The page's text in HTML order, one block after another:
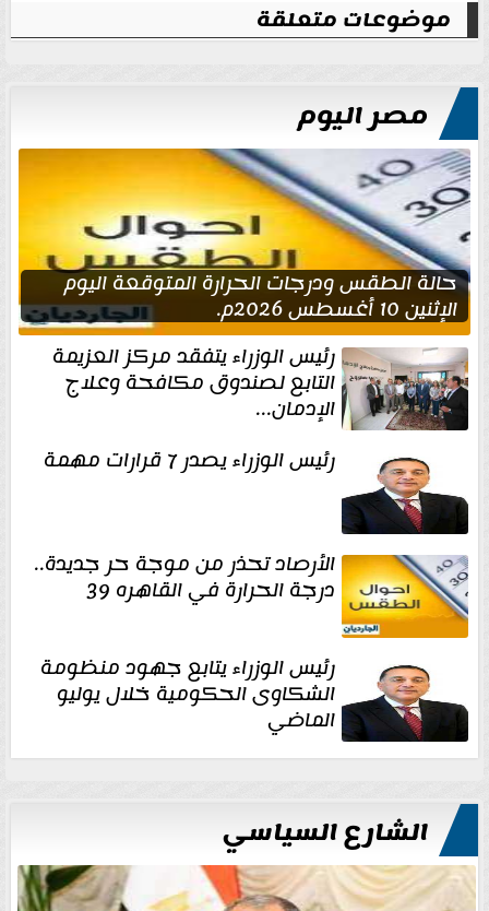
موضوعات متعلقة
مصر اليوم
حالة الطقس ودرجات الحرارة المتوقعة اليوم
الإثنين 10 أغسطس 2026م.
رئيس الوزراء يتفقد مركز العزيمة
التابع لصندوق مكافحة وعلاج
الإدمان...
رئيس الوزراء يصدر 7 قرارات مهمة
الأرصاد تحذر من موجة حر جديدة..
درجة الحرارة في القاهره 39
رئيس الوزراء يتابع جهود منظومة
الشكاوى الحكومية خلال يوليو
الماضي
الشارع السياسي